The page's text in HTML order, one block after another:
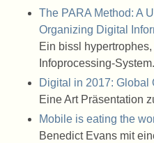
The PARA Method: A
Organizing Digital
Ein bissl
Infoprocessing-System.
Digital in 2017: Global
Eine Art Präsentation
Mobile is eating the
Benedict Evans mit